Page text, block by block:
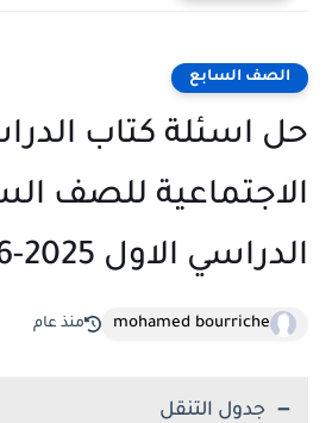
الصف السابع
حل اسئلة كتاب
الاجتماعية للصف
الدراسي الاول 2025-2026
mohamed bourriche منذ عام
جدول التنقل